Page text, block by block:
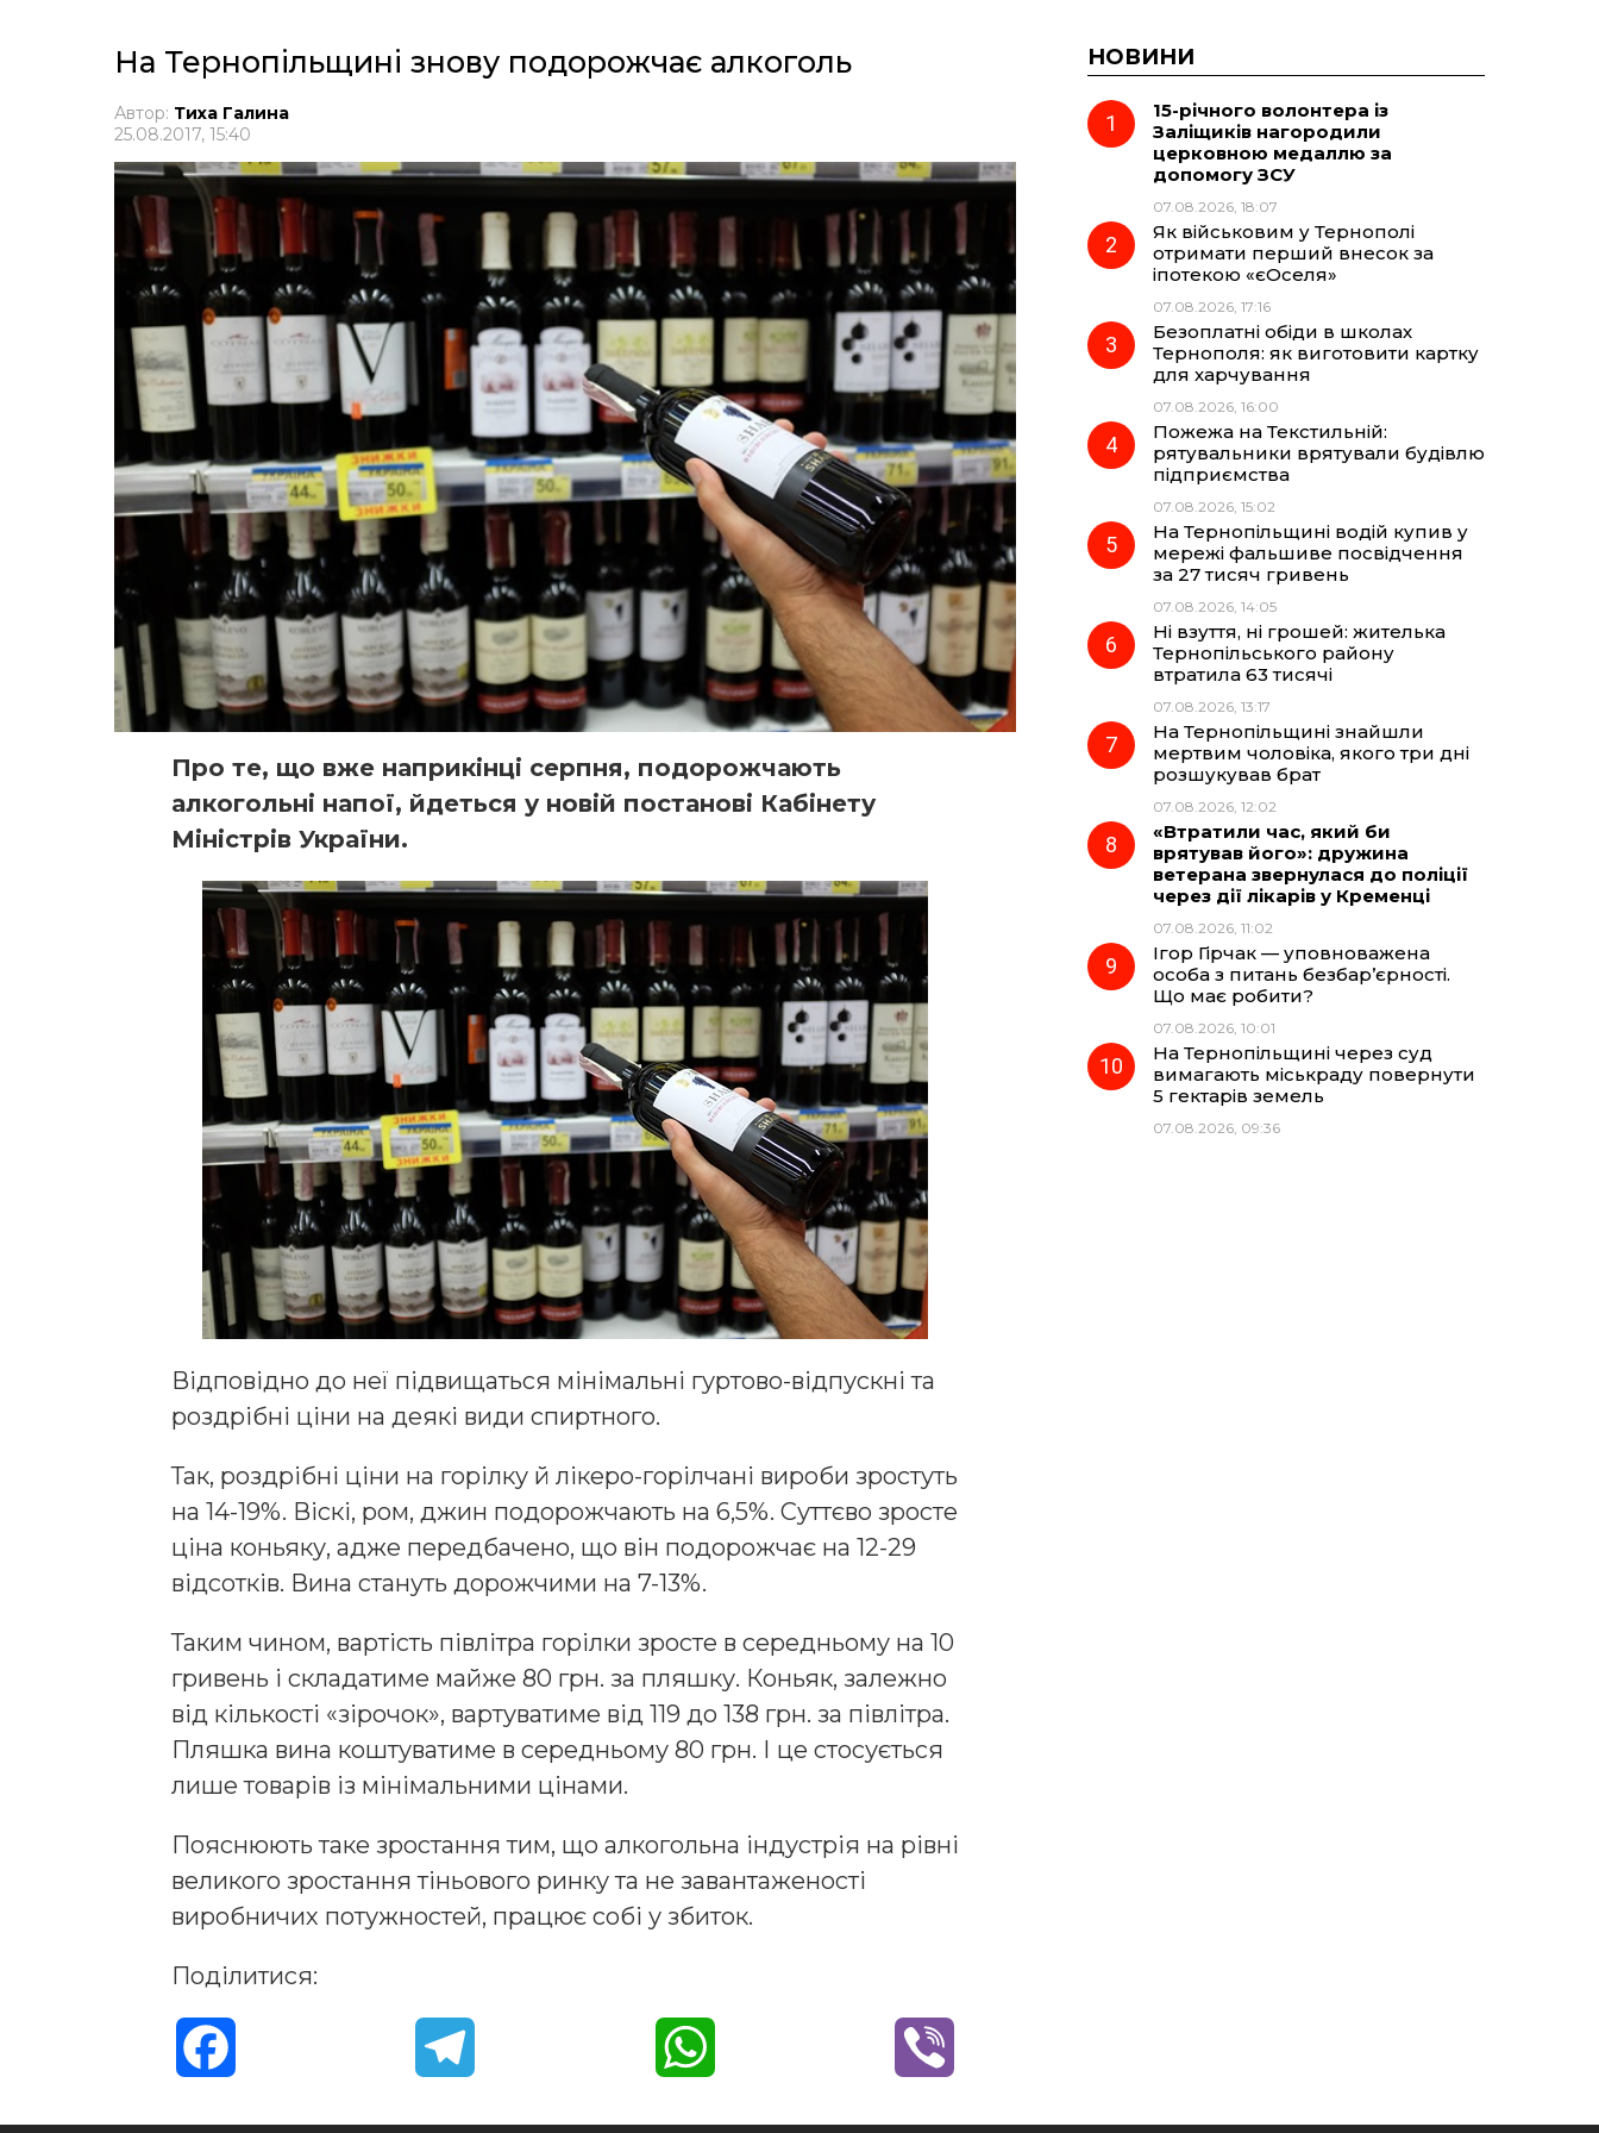
На Тернопільщині знову подорожчає алкоголь
Автор: Тиха Галина
25.08.2017, 15:40
Про те, що вже наприкінці серпня, подорожчають
алкогольні напої, йдеться у новій постанові Кабінету
Міністрів України.
Відповідно до неї підвищаться мінімальні гуртово-відпускні та
роздрібні ціни на деякі види спиртного.
Так, роздрібні ціни на горілку й лікеро-горілчані вироби зростуть
на 14-19%. Віскі, ром, джин подорожчають на 6,5%. Суттєво зросте
ціна коньяку, адже передбачено, що він подорожчає на 12-29
відсотків. Вина стануть дорожчими на 7-13%.
Таким чином, вартість півлітра горілки зросте в середньому на 10
гривень і складатиме майже 80 грн. за пляшку. Коньяк, залежно
від кількості «зірочок», вартуватиме від 119 до 138 грн. за півлітра.
Пляшка вина коштуватиме в середньому 80 грн. І це стосується
лише товарів із мінімальними цінами.
Пояснюють таке зростання тим, що алкогольна індустрія на рівні
великого зростання тіньового ринку та не завантаженості
виробничих потужностей, працює собі у збиток.
Поділитися:
НОВИНИ
15-річного волонтера із
Заліщиків нагородили
церковною медаллю за
допомогу ЗСУ
07.08.2026, 18:07
Як військовим у Тернополі
отримати перший внесок за
іпотекою «єОселя»
07.08.2026, 17:16
Безоплатні обіди в школах
Тернополя: як виготовити картку
для харчування
07.08.2026, 16:00
Пожежа на Текстильній:
рятувальники врятували будівлю
підприємства
07.08.2026, 15:02
На Тернопільщині водій купив у
мережі фальшиве посвідчення
за 27 тисяч гривень
07.08.2026, 14:05
Ні взуття, ні грошей: жителька
Тернопільського району
втратила 63 тисячі
07.08.2026, 13:17
На Тернопільщині знайшли
мертвим чоловіка, якого три дні
розшукував брат
07.08.2026, 12:02
«Втратили час, який би
врятував його»: дружина
ветерана звернулася до поліції
через дії лікарів у Кременці
07.08.2026, 11:02
Ігор Гірчак — уповноважена
особа з питань безбар’єрності.
Що має робити?
07.08.2026, 10:01
На Тернопільщині через суд
вимагають міськраду повернути
5 гектарів земель
07.08.2026, 09:36